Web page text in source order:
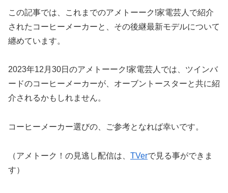
この記事では、これまでのアメトーーク!家電芸人で紹介
されたコーヒーメーカーと、その後継最新モデルについて
纏めています。
2023年12月30日のアメトーーク!家電芸人では、ツインバ
ードのコーヒーメーカーが、オーブントースターと共に紹
介されるかもしれません。
コーヒーメーカー選びの、ご参考となれば幸いです。
（アメトーク！の見逃し配信は、 TVerで見る事ができま
す）